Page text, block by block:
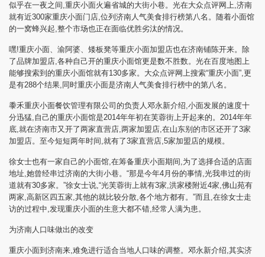
似乎在一夜之间,重庆小面火遍省城的大街小巷。光在大众点评网上,济南
就有近300家重庆小面门店,位列济南人气美食排行榜第八名。随着小面馆
的一窝蜂兴起,整个市场也正在面临优胜劣汰的情况。
嘿!重庆小面、渝阿婆、矮板凳等重庆小面加盟店也在济南铺陈开来。除
了品牌加盟店,各种自己开的重庆小面馆更是数不胜数。光在百度地图上
能够搜索到的重庆小面馆就有130多家。大众点评网上搜索“重庆小面”,更
是有288个结果,同时重庆小面是济南人气美食排行榜中的第八名。
黍禾重庆小面餐饮管理有限公司的负责人邓永新介绍,小面发展的速度十
分迅猛,自己的重庆小面馆是2014年年初在芙蓉街上开起来的。2014年年
底,就在济南市又开了两家直营店,两家加盟店,在山东别的市区还开了3家
加盟店。至今短短两年时间,就有了3家直营店,5家加盟店的规模。
徐女士也有一家自己的小面馆,在筹备重庆小面期间,为了选择合适的店面
地址,她曾经串过济南的大街小巷。“那是今年4月份的事情,光我串过的街
道就有30多家。”徐女士说,“光芙蓉街上就有3家,洪家楼附近4家,佛山苑有
两家,高新区四五家,其他的就比较分散,各个地方都有。”而且,在徐女士走
访的过程中,发现重庆小面的生意大都不错,经常人满为患。
为济南人口味做出的改变
重庆小面到济南来,难免进行适合当地人口味的调整。邓永新介绍,其实济